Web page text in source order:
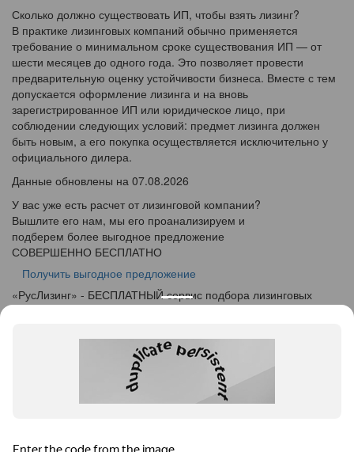
Сколько должно существовать ИП, чтобы взять лизинг?
В практике лизинговых компаний обычно применяется
требование о минимальном сроке существования ИП — от
шести месяцев до одного года. Это позволяет провести
предварительную оценку устойчивости бизнеса. Вместе с тем
допускается оформление лизинга и на вновь
зарегистрированное ИП или юридическое лицо, при
соблюдении следующих условий: предмет лизинга должен
быть новым, а его покупка осуществляется исключительно у
официального дилера.
Данные обновлены на 07.08.2026
У вас уже есть расчет от лизинговой компании?
Вышлите его нам, мы его проанализируем и
подберем более выгодное предложение
СОВЕРШЕННО БЕСПЛАТНО
Получить выгодное предложение
«РусЛизинг» - БЕСПЛАТНЫЙ сервис подбора лизинговых
+7 (495) 103-49-76
614025, Пермский край, г. Пермь, ул. Краснополянская, дом